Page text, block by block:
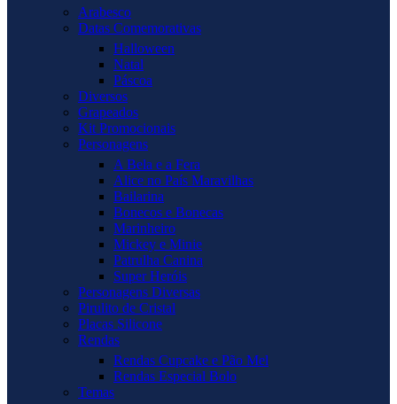
Arabesco
Datas Comemorativas
Halloween
Natal
Páscoa
Diversos
Grapeados
Kit Promocionais
Personagens
A Bela e a Fera
Alice no País Maravilhas
Bailarina
Bonecos e Bonecas
Marinheiro
Mickey e Minie
Patrulha Canina
Super Heróis
Personagens Diversas
Pirulito de Cristal
Placas Silicone
Rendas
Rendas Cupcake e Pão Mel
Rendas Especial Bolo
Temas